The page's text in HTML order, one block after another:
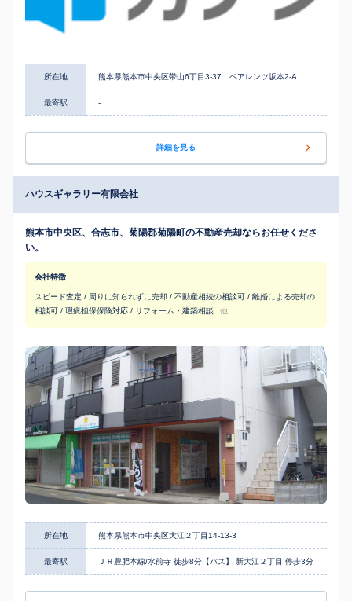
所在地 熊本県熊本市中央区帯山6丁目3-37 ペアレンツ坂本2-A
最寄駅 -
詳細を見る
ハウスギャラリー有限会社
熊本市中央区、合志市、菊陽郡菊陽町の不動産売却ならお任せくださ
い。
会社特徴
スピード査定 / 周りに知られずに売却 / 不動産相続の相談可 / 離婚による売却の
相談可 / 瑕疵担保保険対応 / リフォーム・建築相談
他...
所在地 熊本県熊本市中央区大江２丁目14-13-3
最寄駅 ＪＲ豊肥本線/水前寺 徒歩8分【バス】 新大江２丁目 停歩3分